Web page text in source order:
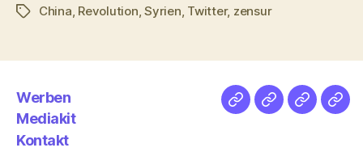
Schlagwörter
China, Revolution,Syrien, Twitter, zensur
Werben
Mediakit
Kontakt
NetzMedien